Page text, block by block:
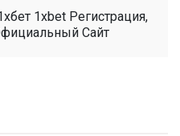
1xbet Регистрация,
Сайт